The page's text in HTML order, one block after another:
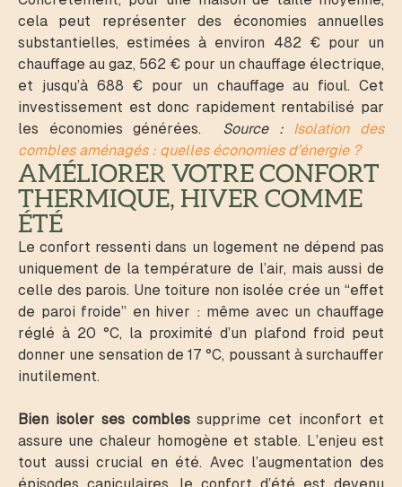
cela peut représenter des économies annuelles
substantielles, estimées à environ 482 € pour un
chauffage au gaz, 562 € pour un chauffage électrique,
et jusqu’à 688 € pour un chauffage au fioul. Cet
investissement est donc rapidement rentabilisé par
les économies générées. Source :Isolation des
combles aménagés : quelles économies d’énergie ?
AMÉLIORER VOTRE CONFORT
THERMIQUE, HIVER COMME
ÉTÉ
Le confort ressenti dans un logement ne dépend pas
uniquement de la température de l’air, mais aussi de
celle des parois. Une toiture non isolée crée un “effet
de paroi froide” en hiver : même avec un chauffage
réglé à 20 °C, la proximité d’un plafond froid peut
donner une sensation de 17 °C, poussant à surchauffer
inutilement.
Bien isoler ses comblessupprime cet inconfort et
assure une chaleur homogène et stable. L’enjeu est
tout aussi crucial en été. Avec l’augmentation des